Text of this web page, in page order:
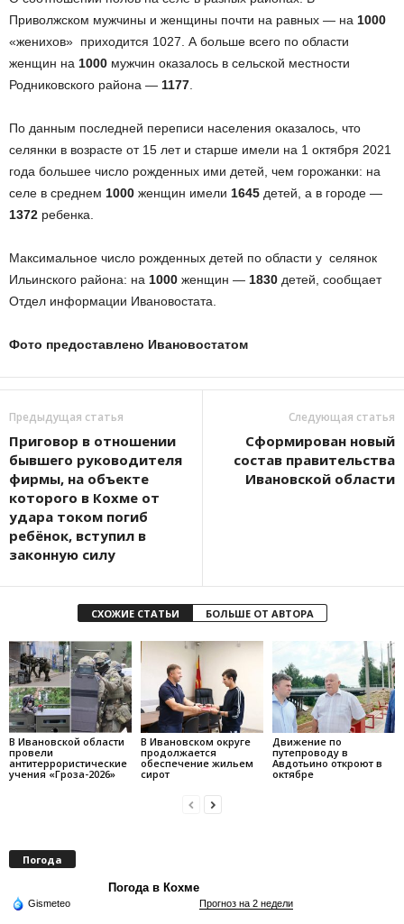
Приволжском мужчины и женщины почти на равных — на 1000
«женихов» приходится 1027. А больше всего по области
женщин на 1000 мужчин оказалось в сельской местности
Родниковского района — 1177
По данным последней переписи населения оказалось, что
селянки в возрасте от 15 лет и старше имели на 1 октября 2021
года большее число рожденных ими детей, чем горожанки: на
селе в среднем 1000 женщин имели 1645 детей, а в городе —
1372 ребенка.
Максимальное число рожденных детей по области у селянок
Ильинского района: на 1000 женщин — 1830 детей, сообщает
Отдел информации Ивановостата.
Фото предоставлено Ивановостатом
Предыдущая статья
Приговор в отношении
бывшего руководителя
фирмы, на объекте
которого в Кохме от
удара током погиб
ребёнок, вступил в
законную силу
Следующая статья
Сформирован новый
состав правительства
Ивановской области
СХОЖИЕ СТАТЬИ БОЛЬШЕ ОТ АВТОРА
В Ивановской области
провели
антитеррористические
учения «Гроза-2026»
В Ивановском округе
продолжается
обеспечение жильем
сирот
Движение по
путепроводу в
Авдотьино откроют в
октябре
Погода
Погода в Кохме
Gismeteo Прогноз на 2 недели